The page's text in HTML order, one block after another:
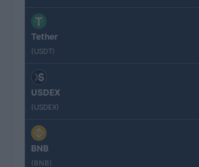
Tether
(USDT)
USDEX
(USDEX)
BNB
(BNB)